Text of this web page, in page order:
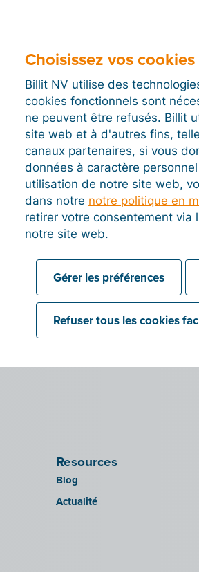
Tarifs
Tarifs
Resources
Blog
Actualité
Choisissez vos cookies
Billit NV utilise des
cookies fonctionnels sont
ne peuvent être refusés. Billit
site web et à d'autres fins,
canaux partenaires, si vous
données à caractère
utilisation de notre site web,
dans notre notre politique en
retirer votre consentement via
notre site web.
Gérer les préférences
Refuser tous les cookies